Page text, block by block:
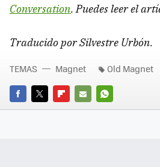
Conversation. Puedes leer el
Traducido por Silvestre Urbón.
FACEBOOK
TWITTERFLIPBOARD
E-
WHATSAPP
TEMAS Magnet Old Magnet